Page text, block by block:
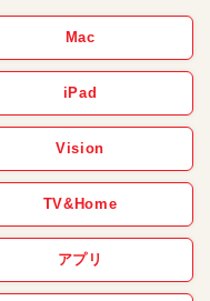
Mac
iPad
Vision
TV&Home
アプリ